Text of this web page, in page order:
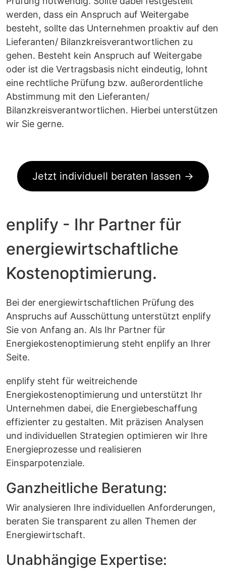
werden, dass ein Anspruch auf Weitergabe
besteht, sollte das Unternehmen proaktiv auf den
Lieferanten/ Bilanzkreisverantwortlichen zu
gehen. Besteht kein Anspruch auf Weitergabe
oder ist die Vertragsbasis nicht eindeutig, lohnt
eine rechtliche Prüfung bzw. außerordentliche
Abstimmung mit den Lieferanten/
Bilanzkreisverantwortlichen. Hierbei unterstützen
wir Sie gerne.
Jetzt individuell beraten lassen →
enplify - Ihr Partner für
energiewirtschaftliche
Kostenoptimierung.
Bei der energiewirtschaftlichen Prüfung des
Anspruchs auf Ausschüttung unterstützt enplify
Sie von Anfang an. Als Ihr Partner für
Energiekostenoptimierung steht enplify an Ihrer
Seite.
enplify steht für weitreichende
Energiekostenoptimierung und unterstützt Ihr
Unternehmen dabei, die Energiebeschaffung
effizienter zu gestalten. Mit präzisen Analysen
und individuellen Strategien optimieren wir Ihre
Energieprozesse und realisieren
Einsparpotenziale.
Ganzheitliche Beratung:
Wir analysieren Ihre individuellen Anforderungen,
beraten Sie transparent zu allen Themen der
Energiewirtschaft.
Unabhängige Expertise: